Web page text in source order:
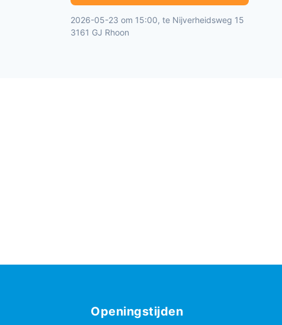
2026-05-23 om 15:00, te Nijverheidsweg 15
3161 GJ Rhoon
Openingstijden